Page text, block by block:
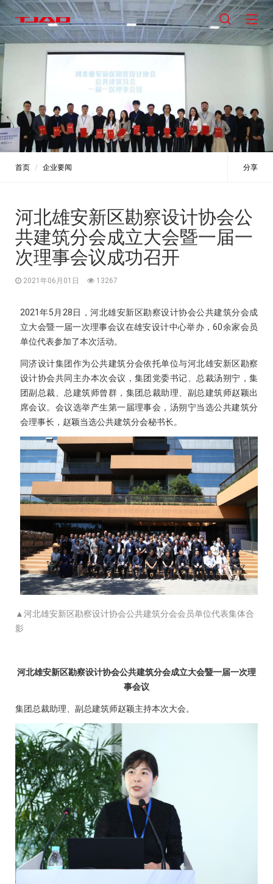
首页 企业要闻 分享
河北雄安新区勘察设计协会公
共建筑分会成立大会暨一届一
次理事会议成功召开
2021年06月01日 13267
2021年5月28日，河北雄安新区勘察设计协会公共建筑分会成
立大会暨一届一次理事会议在雄安设计中心举办，60余家会员
单位代表参加了本次活动。
同济设计集团作为公共建筑分会依托单位与河北雄安新区勘察
设计协会共同主办本次会议，集团党委书记、总裁汤朔宁，集
团副总裁、总建筑师曾群，集团总裁助理、副总建筑师赵颖出
席会议。会议选举产生第一届理事会，汤朔宁当选公共建筑分
会理事长，赵颖当选公共建筑分会秘书长。
▲河北雄安新区勘察设计协会公共建筑分会会员单位代表集体合
影
河北雄安新区勘察设计协会公共建筑分会成立大会暨一届一次理
事会议
集团总裁助理、副总建筑师赵颖主持本次大会。